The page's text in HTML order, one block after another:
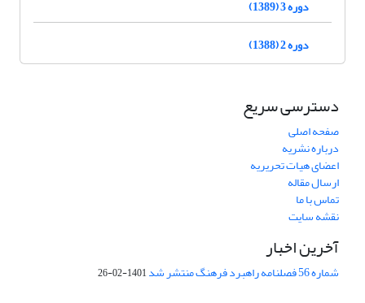
دوره 3 (1389)
دوره 2 (1388)
دسترسی سریع
صفحه اصلی
درباره نشریه
اعضای هیات تحریریه
ارسال مقاله
تماس با ما
نقشه سایت
آخرین اخبار
شماره 56 فصلنامه راهبرد فرهنگ منتشر شد 1401-02-26